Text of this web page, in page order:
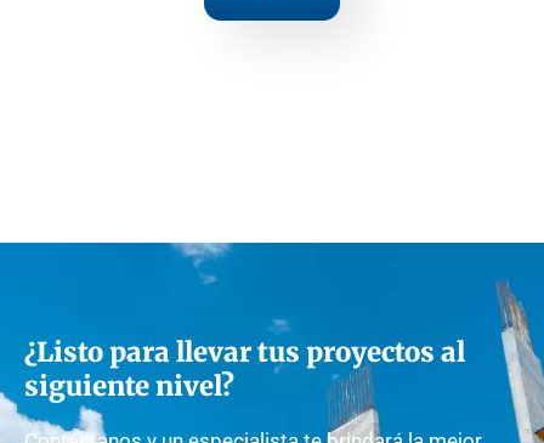
¿Listo para llevar tus proyectos al
siguiente nivel?